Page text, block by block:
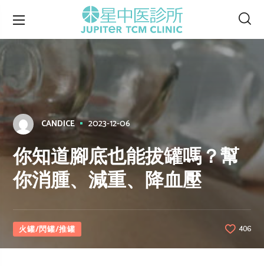
CANDICE 2023-12-06
你知道腳底也能拔罐嗎？幫
你消腫、減重、降血壓
火罐/閃罐/推罐 406